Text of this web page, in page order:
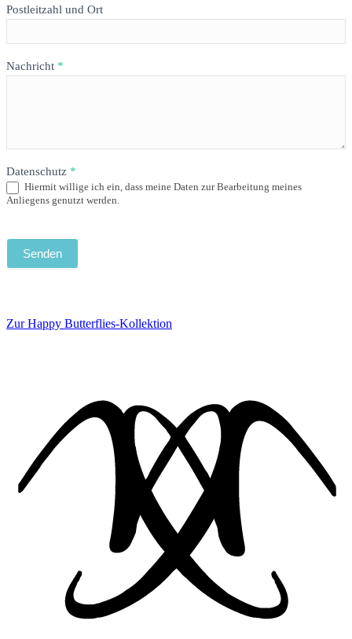
Postleitzahl und Ort
Nachricht *
Datenschutz *
Hiermit willige ich ein, dass meine Daten zur Bearbeitung meines
Anliegens genutzt werden.
Senden
Zur Happy Butterflies-Kollektion